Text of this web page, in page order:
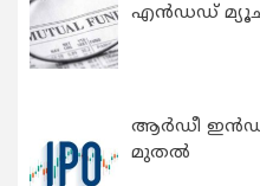
എന്‍ഡഡ്
ആർഡീ
മുതൽ